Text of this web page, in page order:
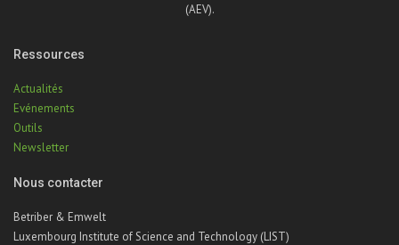
(AEV).
Ressources
Actualités
Evénements
Outils
Newsletter
Nous contacter
Betriber & Emwelt
Luxembourg Institute of Science and Technology (LIST)